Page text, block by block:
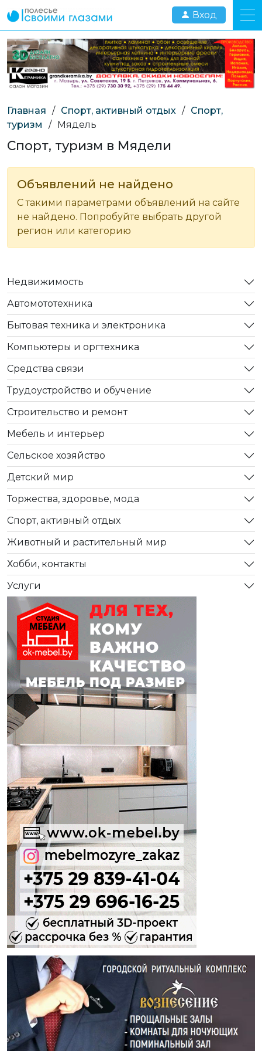
Вход
Главная / Спорт, активный отдых / Спорт,
туризм
/ Мядель
Спорт, туризм в Мядели
Объявлений не найдено
С такими параметрами объявлений на сайте
не найдено. Попробуйте выбрать другой
регион или категорию
Недвижимость
Автомототехника
Бытовая техника и электроника
Компьютеры и оргтехника
Средства связи
Трудоустройство и обучение
Строительство и ремонт
Мебель и интерьер
Сельское хозяйство
Детский мир
Торжества, здоровье, мода
Спорт, активный отдых
Животный и растительный мир
Хобби, контакты
Услуги